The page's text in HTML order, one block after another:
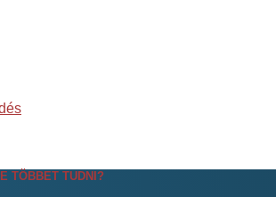
TÖBBET TUDNI?